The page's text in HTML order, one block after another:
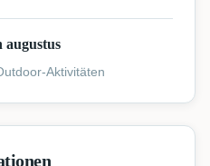
augustus
Aktivitäten